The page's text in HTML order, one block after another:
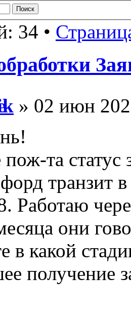
34 •
» 02 июн
та статус
транзит
Работаю
они
в какой
получение